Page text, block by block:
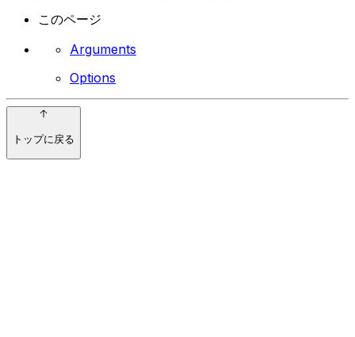
このページ
Arguments
Options
トップに戻る